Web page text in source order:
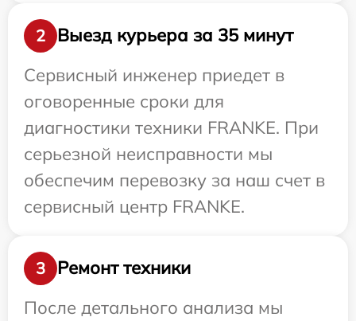
2
Выезд курьера за 35 минут
Сервисный инженер приедет в
оговоренные сроки для
диагностики техники FRANKE. При
серьезной неисправности мы
обеспечим перевозку за наш счет в
сервисный центр FRANKE.
3
Ремонт техники
После детального анализа мы